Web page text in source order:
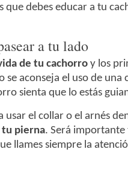
que debes educar a tu
a tu lado
de tu cachorro y los
se aconseja el uso de
sienta que lo estás
el collar o el arnés
tu pierna. Será
llames siempre la